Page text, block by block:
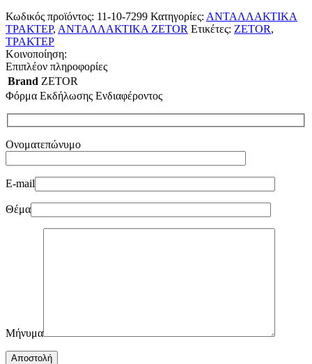
Κωδικός προϊόντος: 11-10-7299 Κατηγορίες: ΑΝΤΑΛΛΑΚΤΙΚΑ
ΤΡΑΚΤΕΡ, ΑΝΤΑΛΛΑΚΤΙΚΑ ZETOR Ετικέτες: ZETOR,
ΤΡΑΚΤΕΡ
Κοινοποίηση:
Επιπλέον πληροφορίες
Brand ZETOR
Φόρμα Εκδήλωσης Ενδιαφέροντος
Ονοματεπώνυμο
E-mail
Θέμα
Μήνυμα